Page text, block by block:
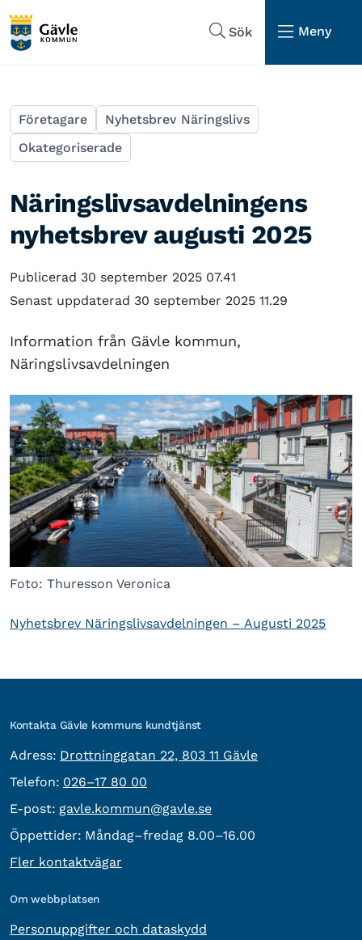
Sök
Meny
Företagare
Nyhetsbrev Näringslivs
Okategoriserade
Näringslivsavdelningens
nyhetsbrev augusti 2025
Publicerad 30 september 2025 07.41
Senast uppdaterad 30 september 2025 11.29
Information från Gävle kommun,
Näringslivsavdelningen
Foto: Thuresson Veronica
Nyhetsbrev Näringslivsavdelningen – Augusti 2025
Kontakta Gävle kommuns kundtjänst
Adress: besöksadress:
Drottninggatan 22, 803 11 Gävle
Telefon: Telefon:
026–17 80 00
E-post: E-post:
gavle.kommun@gavle.se
Öppettider: Måndag–fredag 8.00–16.00
Fler kontaktvägar
Om webbplatsen
Personuppgifter och dataskydd